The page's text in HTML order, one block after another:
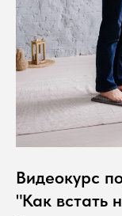
Видеокурс
"Как встать